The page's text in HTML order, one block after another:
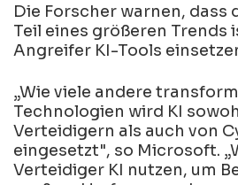
Die Forscher warnen, dass
Teil eines größeren Trends
Angreifer KI-Tools
„Wie viele andere
Technologien wird KI
Verteidigern als auch von
eingesetzt", so Microsoft.
Verteidiger KI nutzen, um